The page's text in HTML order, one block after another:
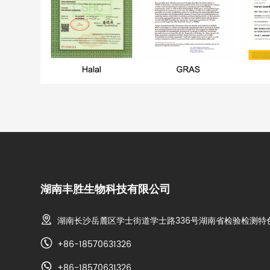
湖南丰胜生物科技有限公司
湖南长沙岳麓区学士街道学士路336号湖南省检验检测特
+86-18570631326
+86-18570631326